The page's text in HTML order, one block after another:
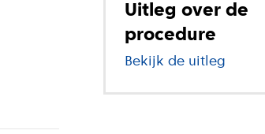
Uitleg over de
procedure
Bekijk de uitleg over